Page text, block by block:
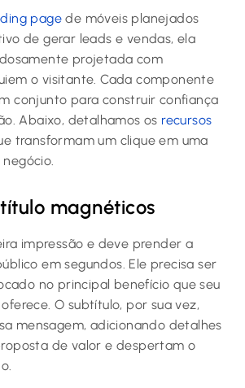
page de móveis planejados
de gerar leads e vendas, ela
projetada com
o visitante. Cada componente
conjunto para construir confiança
Abaixo, detalhamos os recursos
transformam um clique em uma
magnéticos
impressão e deve prender a
em segundos. Ele precisa ser
no principal benefício que seu
O subtítulo, por sua vez,
mensagem, adicionando detalhes
de valor e despertam o